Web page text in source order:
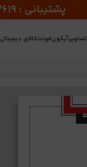
پشتیبانی : 02166102619 - 09366119082
تصاویرآیکونفونتکالای دیجیتال